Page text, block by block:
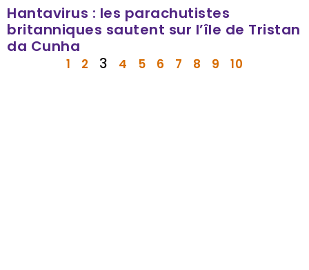
Hantavirus : les parachutistes
britanniques sautent sur l’île de Tristan
da Cunha
1 2 3 4 5 6 7 8 9 10